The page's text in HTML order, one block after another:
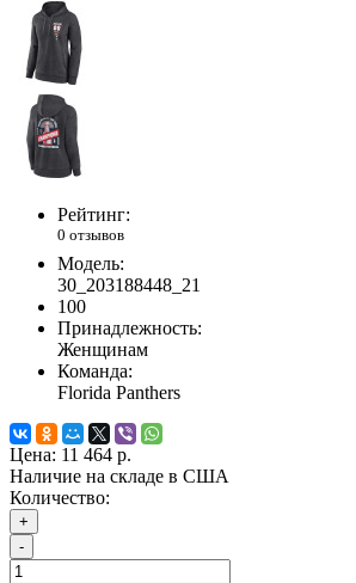
Рейтинг:
0 отзывов
Модель:
30_203188448_21
100
Принадлежность:
Женщинам
Команда:
Florida Panthers
Цена: 11 464 р.
Наличие на складе в США
Количество:
+
-